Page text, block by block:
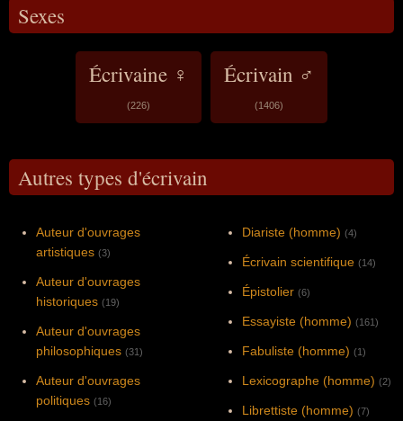
Sexes
Écrivaine ♀
(226)
Écrivain ♂
(1406)
Autres types d'écrivain
Auteur d'ouvrages
artistiques (3)
Auteur d'ouvrages
historiques (19)
Auteur d'ouvrages
philosophiques (31)
Auteur d'ouvrages
politiques (16)
Diariste (homme) (4)
Écrivain scientifique (14)
Épistolier (6)
Essayiste (homme) (161)
Fabuliste (homme) (1)
Lexicographe (homme) (2)
Librettiste (homme) (7)